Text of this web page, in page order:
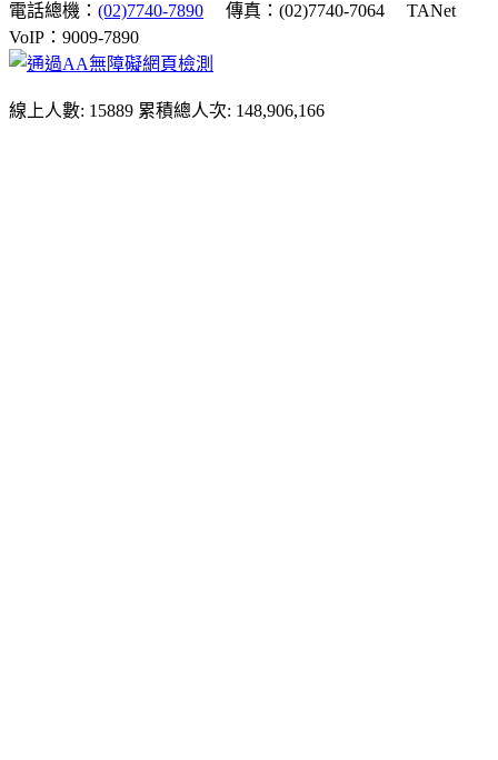
電話總機： (02)7740-7890 傳真：(02)7740-7064
TANet
VoIP：9009-7890
線上人數: 15889 累積總人次: 148,906,166